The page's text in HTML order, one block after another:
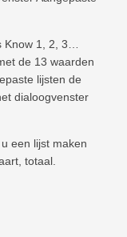
Know 1, 2, 3…
de 13 waarden
lijsten de
dialoogvenster
een lijst maken
totaal.